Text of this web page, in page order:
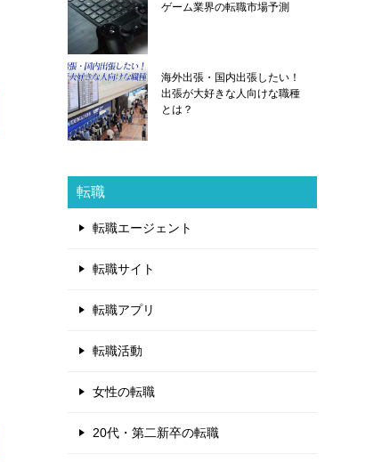
ゲーム業界の転職市場予測
海外出張・国内出張したい！
出張が大好きな人向けな職種
とは？
転職
転職エージェント
転職サイト
転職アプリ
転職活動
女性の転職
20代・第二新卒の転職